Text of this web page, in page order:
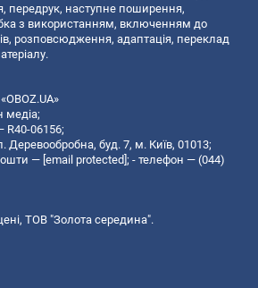
передрук, наступне поширення,
з використанням, включенням до
розповсюдження, адаптація, переклад
медіа;
R40-06156;
Деревообробна, буд. 7, м. Київ, 01013;
— [email protected]; - телефон — (044)
ТОВ "Золота середина".